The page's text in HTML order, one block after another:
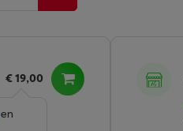
€ 19,00
en